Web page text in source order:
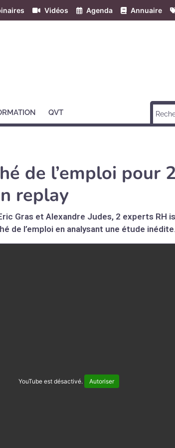
Vidéos Agenda Annuaire
QVT
de l’emploi pour
replay
Gras et Alexandre Judes, 2 experts RH
de l’emploi en analysant une étude
YouTube est désactivé. Autoriser